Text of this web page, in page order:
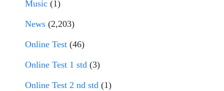
Music (1)
News (2,203)
Online Test (46)
Online Test 1 std (3)
Online Test 2 nd std (1)